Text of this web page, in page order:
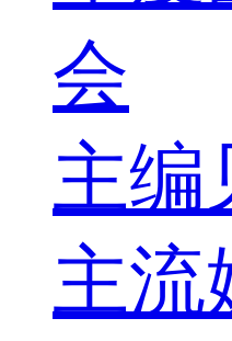
会
主编
主流